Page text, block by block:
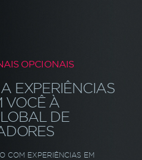
OPCIONAIS
EXPERIÊNCIAS
VOCÊ À
DE
COM EXPERIÊNCIAS EM